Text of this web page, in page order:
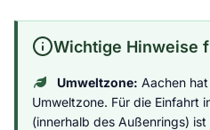
Wichtige Hinweise
Umweltzone: Aachen
Umweltzone. Für die Einfahrt
(innerhalb des Außenrings) ist